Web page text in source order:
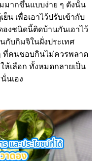
มากขึ้นแบบง่าย ๆ ดังนั้น
น เพื่อเอาไว้ปรับเข้ากับ
งชนิดนี้ติดบ้านกันเอาไว้
กับกิมจิในฝั่งประเทศ
ที่คนชอบกินไม่ควรพลาด
ห้เลือก ทั้งหมดกลายเป็น
นเอง